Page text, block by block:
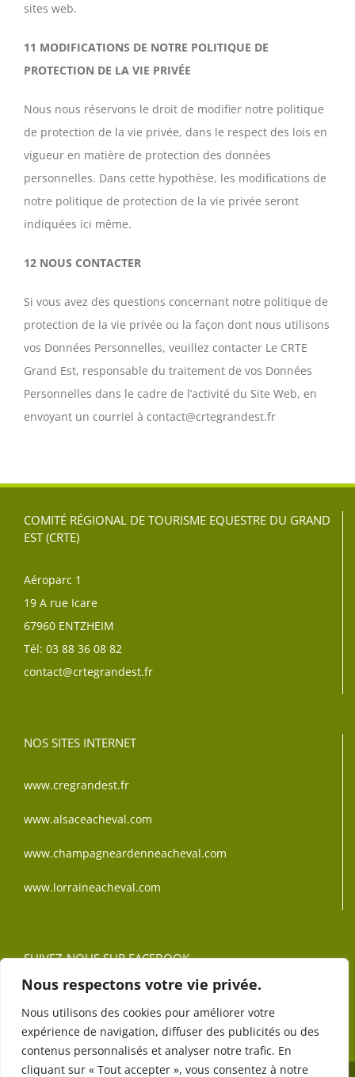
Nous respectons votre vie privée.
Nous utilisons des cookies pour améliorer votre
expérience de navigation, diffuser des publicités ou des
contenus personnalisés et analyser notre trafic. En
cliquant sur « Tout accepter », vous consentez à notre
sites web.
11 MODIFICATIONS DE NOTRE POLITIQUE DE
PROTECTION DE LA VIE PRIVÉE
Nous nous réservons le droit de modifier notre politique
de protection de la vie privée, dans le respect des lois en
vigueur en matière de protection des données
personnelles. Dans cette hypothèse, les modifications de
notre politique de protection de la vie privée seront
indiquées ici même.
12 NOUS CONTACTER
Si vous avez des questions concernant notre politique de
protection de la vie privée ou la façon dont nous utilisons
vos Données Personnelles, veuillez contacter Le CRTE
Grand Est, responsable du traitement de vos Données
Personnelles dans le cadre de l’activité du Site Web, en
envoyant un courriel à contact@crtegrandest.fr
COMITÉ RÉGIONAL DE TOURISME EQUESTRE DU GRAND
EST (CRTE)
Aéroparc 1
19 A rue Icare
67960 ENTZHEIM
Tél: 03 88 36 08 82
contact@crtegrandest.fr
NOS SITES INTERNET
www.cregrandest.fr
www.alsaceacheval.com
www.champagneardenneacheval.com
www.lorraineacheval.com
SUIVEZ-NOUS SUR FACEBOOK